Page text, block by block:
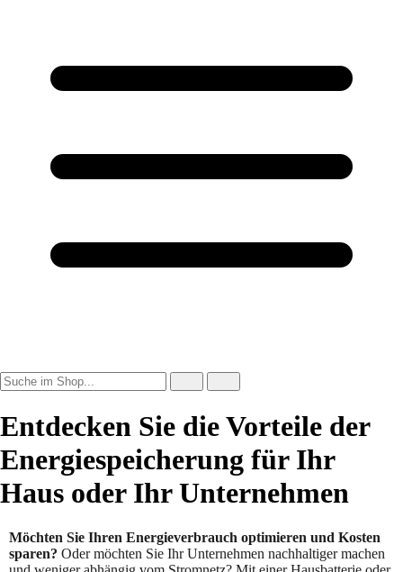
Entdecken Sie die Vorteile der
Energiespeicherung für Ihr
Haus oder Ihr Unternehmen
Möchten Sie Ihren Energieverbrauch optimieren und Kosten
sparen? Oder möchten Sie Ihr Unternehmen nachhaltiger machen